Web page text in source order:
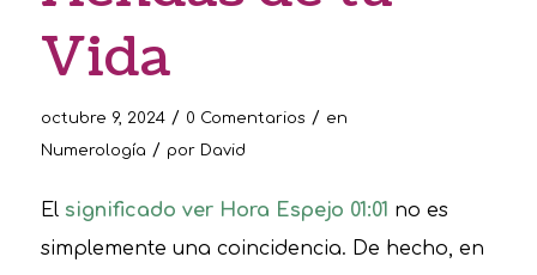
Vida
octubre 9, 2024 / 0 Comentarios / en
Numerología / por David
El significado ver Hora Espejo 01:01 no es
simplemente una coincidencia. De hecho, en